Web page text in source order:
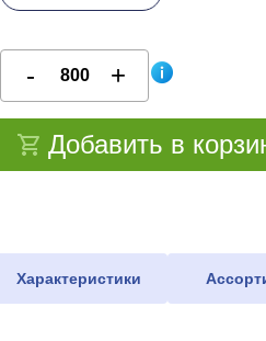
Добавить в
Характеристики